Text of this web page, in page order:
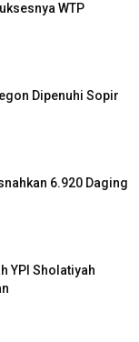
WTP
Dipenuhi Sopir
6.920 Daging
YPI Sholatiyah